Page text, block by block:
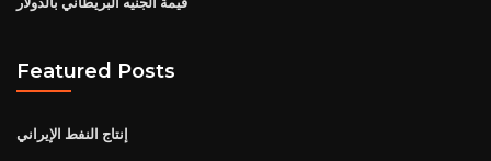
Featured Posts
إنتاج النفط الإيراني